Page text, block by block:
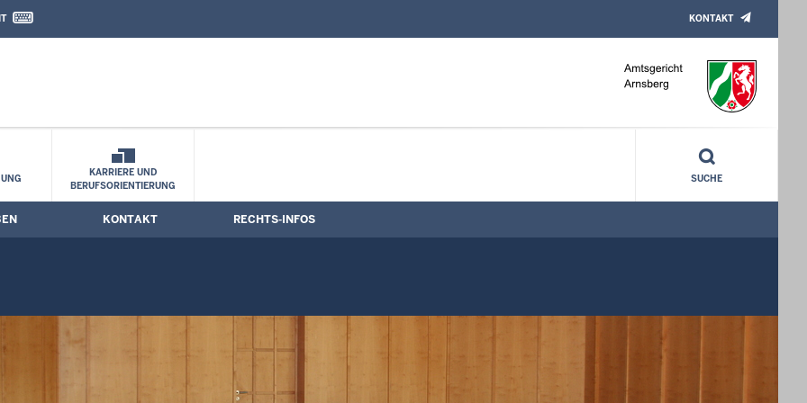
Kontaktformular
KONTAKT
KARRIERE UND
BERUFSORIENTIERUNG
SUCHE
KONTAKT RECHTS-INFOS